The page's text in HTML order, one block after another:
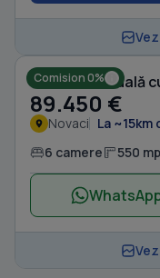
Comision 0%
89.450 €
Novaci La
6 camere 550 mp